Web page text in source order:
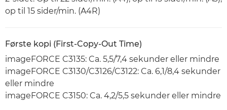
op til 15 sider/min. (A4R)
Første kopi (First-Copy-Out Time)
imageFORCE C3135: Ca. 5,5/7,4 sekunder eller mindre
imageFORCE C3130/C3126/C3122: Ca. 6,1/8,4 sekunder
eller mindre
imageFORCE C3150: Ca. 4,2/5,5 sekunder eller mindre